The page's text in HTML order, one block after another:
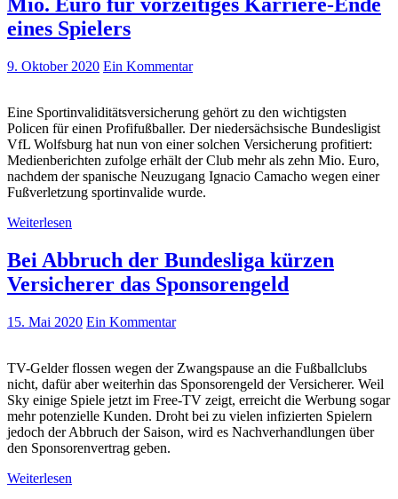
Mio. Euro für vorzeitiges Karriere-Ende
eines Spielers
9. Oktober 2020 Ein Kommentar
Eine Sportinvaliditätsversicherung gehört zu den wichtigsten
Policen für einen Profifußballer. Der niedersächsische Bundesligist
VfL Wolfsburg hat nun von einer solchen Versicherung profitiert:
Medienberichten zufolge erhält der Club mehr als zehn Mio. Euro,
nachdem der spanische Neuzugang Ignacio Camacho wegen einer
Fußverletzung sportinvalide wurde.
Weiterlesen
Bei Abbruch der Bundesliga kürzen
Versicherer das Sponsorengeld
15. Mai 2020 Ein Kommentar
TV-Gelder flossen wegen der Zwangspause an die Fußballclubs
nicht, dafür aber weiterhin das Sponsorengeld der Versicherer. Weil
Sky einige Spiele jetzt im Free-TV zeigt, erreicht die Werbung sogar
mehr potenzielle Kunden. Droht bei zu vielen infizierten Spielern
jedoch der Abbruch der Saison, wird es Nachverhandlungen über
den Sponsorenvertrag geben.
Weiterlesen